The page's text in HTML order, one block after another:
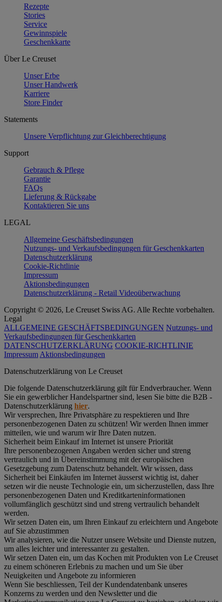
Rezepte
Stories
Service
Gewinnspiele
Geschenkkarte
Über Le Creuset
Unser Erbe
Unser Handwerk
Karriere
Store Finder
Statements
Unsere Verpflichtung zur Gleichberechtigung
Support
Gebrauch & Pflege
Garantie
FAQs
Lieferung & Rückgabe
Kontaktieren Sie uns
LEGAL
Allgemeine Geschäftsbedingungen
Nutzungs- und Verkaufsbedingungen für Geschenkkarten
Datenschutzerklärung
Cookie-Richtlinie
Impressum
Aktionsbedingungen
Datenschutzerklärung - Retail Videoüberwachung
Copyright © 2026, Le Creuset Swiss AG. Alle Rechte vorbehalten.
Legal
ALLGEMEINE GESCHÄFTSBEDINGUNGEN Nutzungs- und
Verkaufsbedingungen für Geschenkkarten
DATENSCHUTZERKLÄRUNG COOKIE-RICHTLINIE
Impressum Aktionsbedingungen
Datenschutz­erklärung von Le Creuset
Die folgende Datenschutzerklärung gilt für Endverbraucher. Wenn
Sie ein gewerblicher Handelspartner sind, lesen Sie bitte die B2B -
Datenschutzerklärung hier.
Wir versprechen, Ihre Privatsphäre zu respektieren und Ihre
personenbezogenen Daten zu schützen! Wir werden Ihnen immer
mitteilen, wie und warum wir Ihre Daten nutzen.
Sicherheit beim Einkauf im Internet ist unsere Priorität
Ihre personenbezogenen Angaben werden sicher und streng
vertraulich und in Übereinstimmung mit der europäischen
Gesetzgebung zum Datenschutz behandelt. Wir wissen, dass
Sicherheit bei Einkäufen im Internet äusserst wichtig ist, daher
setzen wir die neuste Technologie ein, um sicherzustellen, dass Ihre
personenbezogenen Daten und Kreditkarteninformationen
vollumfänglich geschützt sind und streng vertraulich behandelt
werden.
Wir setzen Daten ein, um Ihren Einkauf zu erleichtern und Angebote
auf Sie abzustimmen
Wir analysieren, wie die Nutzer unsere Website und Dienste nutzen,
um alles leichter und interessanter zu gestalten.
Wir setzen Daten ein, um das Kochen mit Produkten von Le Creuset
zu einem schöneren Erlebnis zu machen und um Sie über
Neuigkeiten und Angebote zu informieren
Wenn Sie beschliessen, Teil der Kundendatenbank unseres
Konzerns zu werden und den Newsletter und die